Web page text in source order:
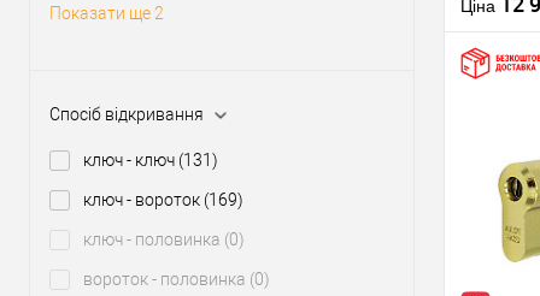
Показати ще 2
Спосіб відкривання
ключ - ключ (131)
ключ - вороток (169)
ключ - половинка (0)
вороток - половинка (0)
Тип товару
Тип ключа
Ціна
У
Виробник